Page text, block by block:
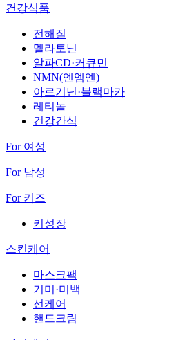
건강식품
전해질
멜라토닌
알파CD·커큐민
NMN(엔엠엔)
아르기닌·블랙마카
레티놀
건강간식
For 여성
For 남성
For 키즈
키성장
스킨케어
마스크팩
기미·미백
선케어
핸드크림